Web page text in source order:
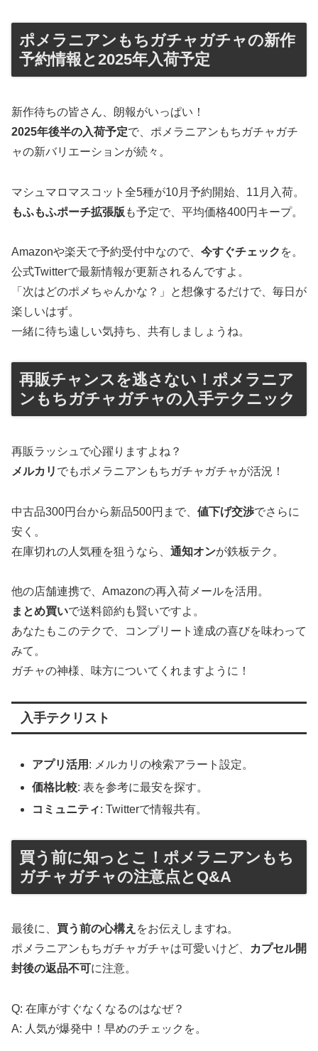
ポメラニアンもちガチャガチャの新作
予約情報と2025年入荷予定
新作待ちの皆さん、朗報がいっぱい！
2025年後半の入荷予定で、ポメラニアンもちガチャガチ
ャの新バリエーションが続々。
マシュマロマスコット全5種が10月予約開始、11月入荷。
もふもふポーチ拡張版 も予定で、平均価格400円キープ。
Amazonや楽天で予約受付中なので、 今すぐチェック を。
公式Twitterで最新情報が更新されるんですよ。
「次はどのポメちゃんかな？」と想像するだけで、毎日が
楽しいはず。
一緒に待ち遠しい気持ち、共有しましょうね。
再販チャンスを逃さない！ポメラニア
ンもちガチャガチャの入手テクニック
再販ラッシュで心躍りますよね？
メルカリ でもポメラニアンもちガチャガチャが活況！
中古品300円台から新品500円まで、 値下げ交渉でさらに
安く。
在庫切れの人気種を狙うなら、 通知オンが鉄板テク。
他の店舗連携で、Amazonの再入荷メールを活用。
まとめ買いで送料節約も賢いですよ。
あなたもこのテクで、コンプリート達成の喜びを味わって
みて。
ガチャの神様、味方についてくれますように！
入手テクリスト
アプリ活用 : メルカリの検索アラート設定。
価格比較: 表を参考に最安を探す。
コミュニティ: Twitterで情報共有。
買う前に知っとこ！ポメラニアンもち
ガチャガチャの注意点とQ&A
最後に、 買う前の心構え をお伝えしますね。
ポメラニアンもちガチャガチャは可愛いけど、
カプセル開
封後の返品不可に注意。
Q: 在庫がすぐなくなるのはなぜ？
A: 人気が爆発中！早めのチェックを。